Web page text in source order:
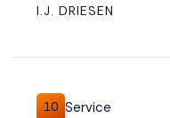
I.J. DRIESEN
10 Service